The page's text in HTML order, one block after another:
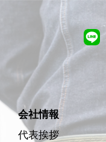
会社情報
代表挨拶